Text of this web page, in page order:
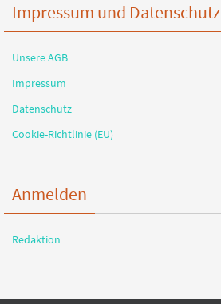
Impressum und Datenschutz
Unsere AGB
Impressum
Datenschutz
Cookie-Richtlinie (EU)
Anmelden
Redaktion